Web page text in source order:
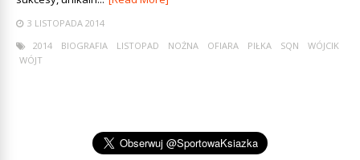
3 LISTOPADA 2014
2014
BIOGRAFIA LISTOPAD NOŻNA OFIARA PIŁKA SQN
WÓJCIK
WÓJT